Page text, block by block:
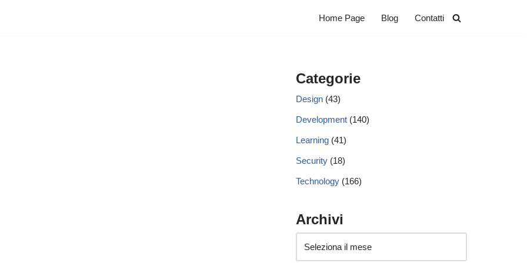
Home Page Blog Contatti
Categorie
Design (43)
Development (140)
Learning (41)
Security (18)
Technology (166)
Archivi